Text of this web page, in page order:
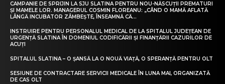
CAMPANIE DE SPRIJIN LA SJU SLATINA PENTRU NOU-NĂSCUȚII PREMATURI
ȘI MAMELE LOR. MANAGERUL COSMIN FLOREANU: „CÂND O MAMĂ AFLATĂ
LÂNGĂ INCUBATOR ZÂMBEȘTE, ÎNSEAMNĂ CĂ...
INSTRUIRE PENTRU PERSONALUL MEDICAL DE LA SPITALUL JUDEȚEAN DE
URGENȚĂ SLATINA ÎN DOMENIUL CODIFICĂRII ȘI FINANȚĂRII CAZURILOR DE
ACUȚI
SPITALUL SLATINA – O ȘANSĂ LA O NOUĂ VIAȚĂ, O SPERANȚĂ PENTRU OLT
SESIUNE DE CONTRACTARE SERVICII MEDICALE ÎN LUNA MAI, ORGANIZATĂ
DE CAS OLT